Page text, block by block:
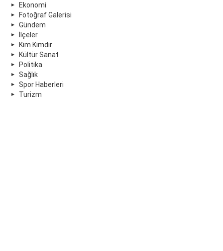
Ekonomi
Fotoğraf Galerisi
Gündem
İlçeler
Kim Kimdir
Kültür Sanat
Politika
Sağlık
Spor Haberleri
Turizm